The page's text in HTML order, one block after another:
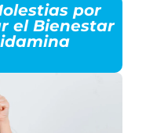
por
el Bienestar